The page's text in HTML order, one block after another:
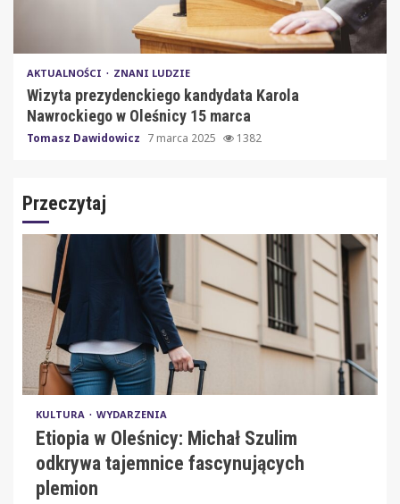
AKTUALNOŚCI ZNANI LUDZIE
Wizyta prezydenckiego kandydata Karola
Nawrockiego w Oleśnicy 15 marca
Tomasz Dawidowicz 7 marca 2025 1382
Przeczytaj
KULTURA WYDARZENIA
Etiopia w Oleśnicy: Michał Szulim
odkrywa tajemnice fascynujących
plemion